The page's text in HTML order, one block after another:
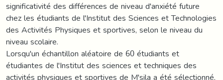
significativité des différences de niveau d'anxiété future
chez les étudiants de l'Institut des Sciences et Technologies
des Activités Physiques et sportives, selon le niveau du
niveau scolaire.
Lorsqu'un échantillon aléatoire de 60 étudiants et
étudiantes de l'Institut des sciences et techniques des